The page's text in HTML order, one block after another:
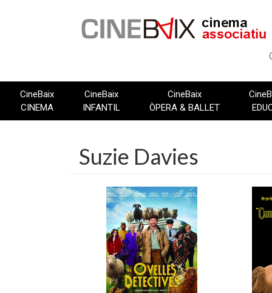
CineBaix
CINEMA
CineBaix
INFANTIL
CineBaix
ÒPERA & BALLET
Suzie Davies